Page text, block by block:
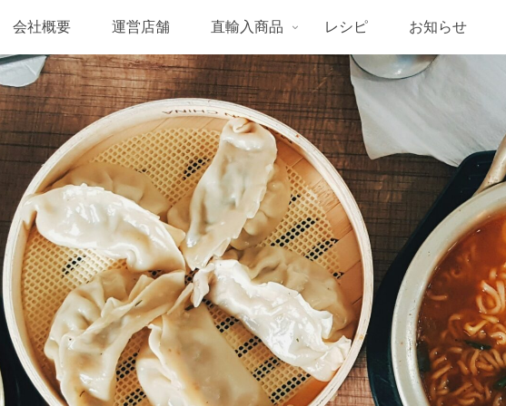
会社概要 運営店舗 直輸入商品 レシピ お知らせ